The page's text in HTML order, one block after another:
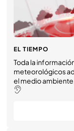
EL TIEMPO
Toda la
meteorológicos
el medio